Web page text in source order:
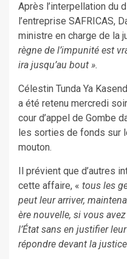
Après l’interpellation du
l’entreprise SAFRICAS,
ministre en charge de la
règne de l’impunité est
ira jusqu’au bout ».
Célestin Tunda Ya
a été retenu mercredi
cour d’appel de Gombe
les sorties de fonds sur
mouton.
Il prévient que d’autres
cette affaire, « tous les
peut leur arriver,
ère nouvelle, si vous
l’État sans en justifier
répondre devant la justice